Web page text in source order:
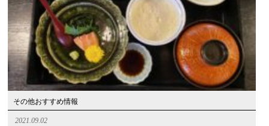
その他おすすめ情報
2021.09.02